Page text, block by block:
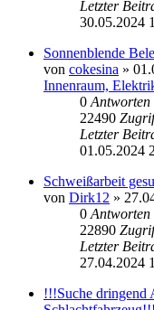
Letzter
30.05.2024
Sonnenblende
von cokesina »
Innenraum,
0 Antworten
22490
Letzter
01.05.2024
Schweißarbeit
von Dirk12 »
0 Antworten
22890
Letzter
27.04.2024
!!!Suche dringend